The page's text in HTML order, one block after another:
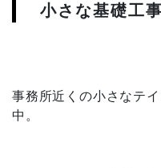
小さな基礎工事
事務所近くの小さなテ
中。